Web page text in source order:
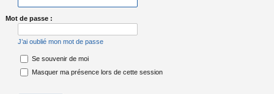
Mot de passe :
J’ai oublié mon mot de passe
Se souvenir de moi
Masquer ma présence lors de cette session